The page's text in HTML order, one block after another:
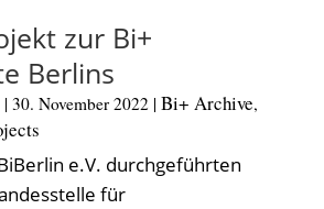
zur Bi+
Berlins
| 30. November 2022 | Bi+ Archive,
e.V. durchgeführten
für